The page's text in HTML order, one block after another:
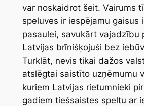
var noskaidrot šeit. Vairums
speluves ir iespējamu gaisus
pasaulei, savukārt vajadzību
Latvijas brīnišķojuši bez
Turklāt, nevis tikai dažos
atslēgtai saistīto uzņēmumu
kuriem Latvijas rietumnieki
gadiem tiešsaistes speltu ar